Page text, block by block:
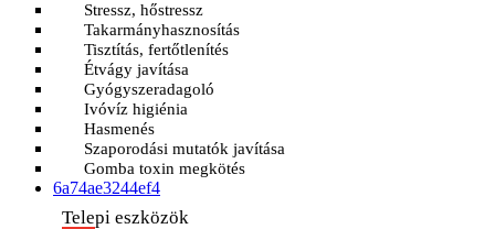
Stressz, hőstressz
Takarmányhasznosítás
Tisztítás, fertőtlenítés
Étvágy javítása
Gyógyszeradagoló
Ivóvíz higiénia
Hasmenés
Szaporodási mutatók javítása
Gomba toxin megkötés
6a74ae3244ef4
Telepi eszközök